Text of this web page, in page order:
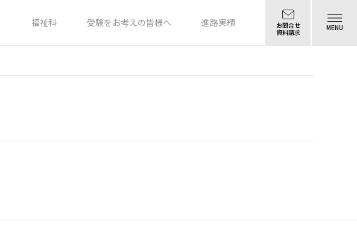
福祉科 受験をお考えの皆様へ 進路実績
お問合せ
資料請求
MENU